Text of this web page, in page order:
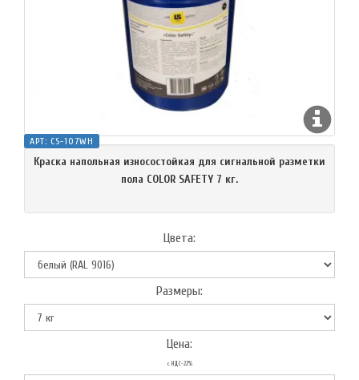
АРТ: CS-107WH
Краска напольная износостойкая для сигнальной разметки
пола COLOR SAFETY 7 кг.
Цвета:
Размеры:
Цена:
с НДС-22%